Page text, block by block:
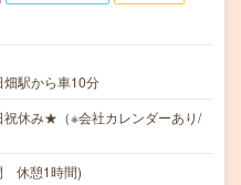
駅から車10分
休み★（※会社カレンダーあり/
休憩1時間)